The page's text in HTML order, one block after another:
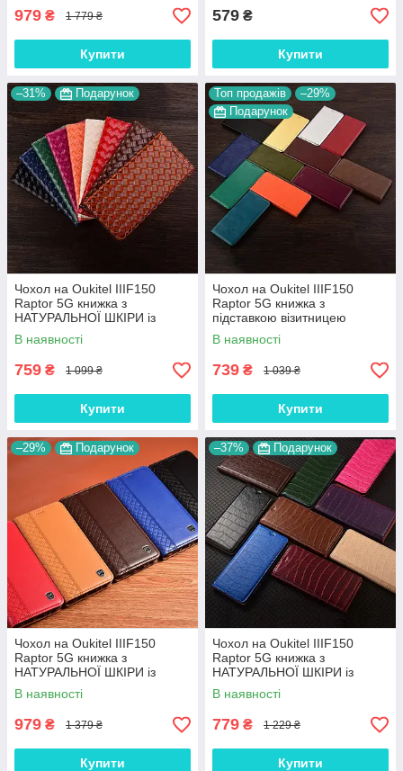
979 ₴ 1 779 ₴
Купити
579 ₴
Купити
–31% Подарунок
Чохол на Oukitel IIIF150
Raptor 5G книжка з
НАТУРАЛЬНОЇ ШКІРИ із
підставкою візитницею
протиударний магнітний
В наявності
759 ₴ 1 099 ₴
Купити
Топ продажів
–29%
Подарунок
Чохол на Oukitel IIIF150
Raptor 5G книжка з
підставкою візитницею
ШКІРЯНИЙ протиударний
магнітний "VERSANO"
В наявності
739 ₴ 1 039 ₴
Купити
–29% Подарунок
Чохол на Oukitel IIIF150
Raptor 5G книжка з
НАТУРАЛЬНОЇ ШКІРИ із
підставкою візитницею
протиударний магнітний
В наявності
979 ₴ 1 379 ₴
Купити
–37% Подарунок
Чохол на Oukitel IIIF150
Raptor 5G книжка з
НАТУРАЛЬНОЇ ШКІРИ із
підставкою візитницею
протиударний магнітний
В наявності
779 ₴ 1 229 ₴
Купити